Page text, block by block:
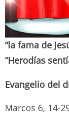
“la fama de
“Herodías
Evangelio del
Marcos 6, 14-